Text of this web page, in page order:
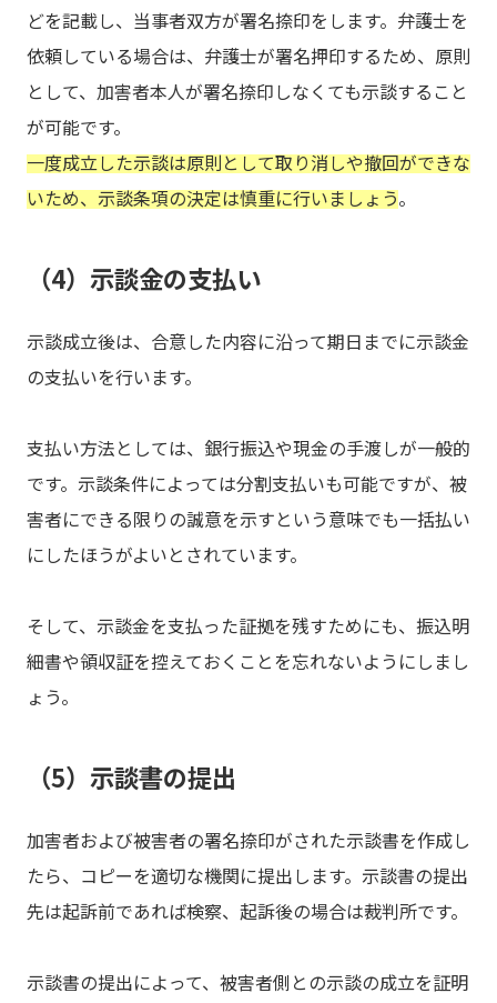
どを記載し、当事者双方が署名捺印をします。弁護士を
依頼している場合は、弁護士が署名押印するため、原則
として、加害者本人が署名捺印しなくても示談すること
が可能です。
一度成立した示談は原則として取り消しや撤回ができな
いため、示談条項の決定は慎重に行いましょう。
（4）示談金の支払い
示談成立後は、合意した内容に沿って期日までに示談金
の支払いを行います。
支払い方法としては、銀行振込や現金の手渡しが一般的
です。示談条件によっては分割支払いも可能ですが、被
害者にできる限りの誠意を示すという意味でも一括払い
にしたほうがよいとされています。
そして、示談金を支払った証拠を残すためにも、振込明
細書や領収証を控えておくことを忘れないようにしまし
ょう。
（5）示談書の提出
加害者および被害者の署名捺印がされた示談書を作成し
たら、コピーを適切な機関に提出します。示談書の提出
先は起訴前であれば検察、起訴後の場合は裁判所です。
示談書の提出によって、被害者側との示談の成立を証明